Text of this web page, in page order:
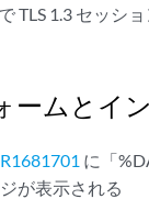
で TLS 1.3 セッシ
ームとイ
に「
が表示される